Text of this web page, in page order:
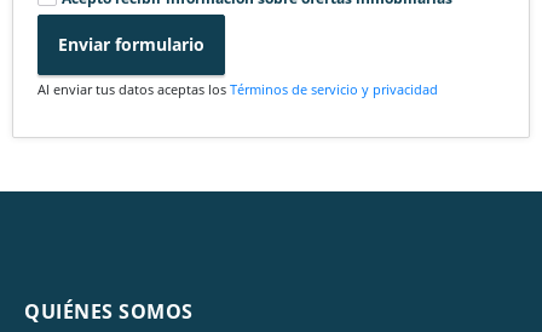
Enviar formulario
Al enviar tus datos aceptas los Términos de servicio y privacidad
QUIÉNES SOMOS